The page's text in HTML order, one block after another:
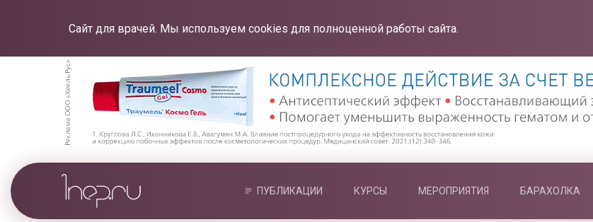
Сайт для врачей. Мы используем cookies для полноценной работы сайта.
ПУБЛИКАЦИИ КУРСЫ МЕРОПРИЯТИЯ БАРАХОЛКА